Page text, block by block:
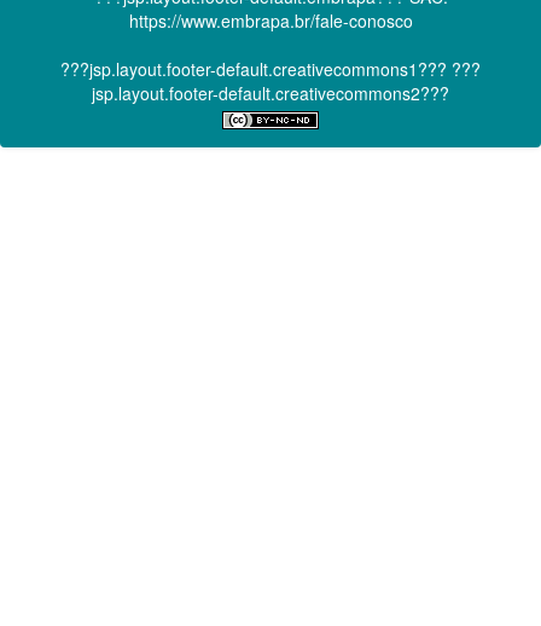
https://www.embrapa.br/fale-conosco
???jsp.layout.footer-default.creativecommons1??? ???
jsp.layout.footer-default.creativecommons2???